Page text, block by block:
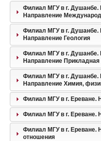
Филиал МГУ в г. Душанбе.
Направление
Филиал МГУ в г. Душанбе.
Направление Геология
Филиал МГУ в г. Душанбе.
Направление
Филиал МГУ в г. Душанбе.
Направление Химия,
Филиал МГУ в г. Ереване.
Филиал МГУ в г. Ереване.
Филиал МГУ в г.
отношения